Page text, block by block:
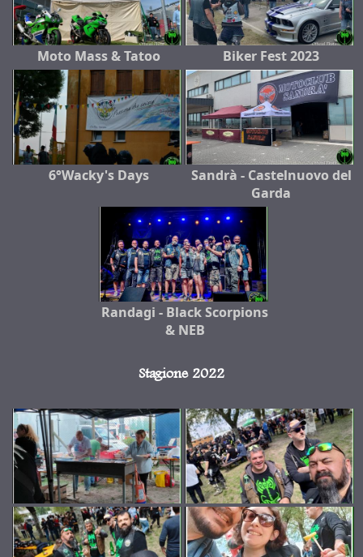
Moto Mass & Tatoo Biker Fest 2023
6°Wacky's Days
Sandrà - Castelnuovo del
Garda
Randagi - Black Scorpions
& NEB
Stagione 2022